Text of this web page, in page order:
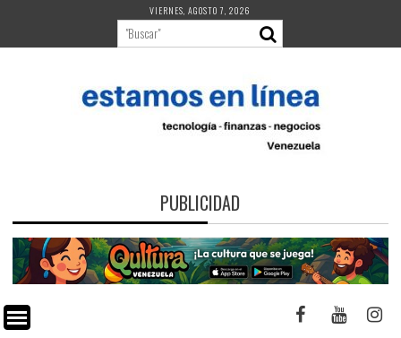
contenido
VIERNES, AGOSTO 7, 2026
PUBLICIDAD